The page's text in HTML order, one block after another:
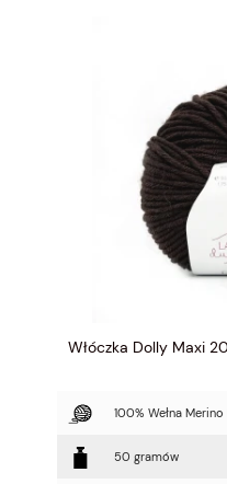
Włóczka Dolly Maxi
100% Wełna
50 gramów